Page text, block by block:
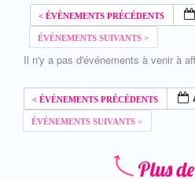
Il n'y a pas d'événements à venir à